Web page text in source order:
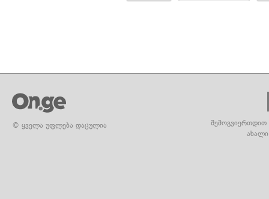
© ყველა უფლება დაცულია
შემოგვიერთდით
ახალი